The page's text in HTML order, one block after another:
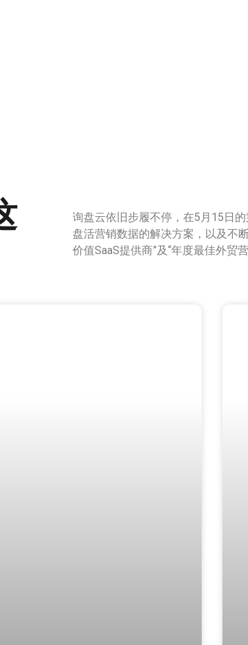
询盘云依旧步履不停，在5月15日的
盘活营销数据的解决方案，以及不
价值SaaS提供商”及“年度最佳外贸